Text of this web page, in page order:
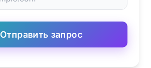
Отправить запрос